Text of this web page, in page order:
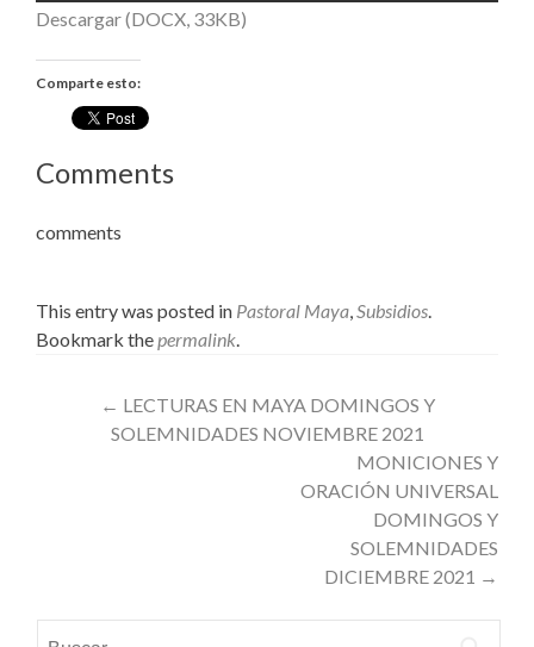
Descargar (DOCX, 33KB)
Comparte esto:
Comments
comments
This entry was posted in Pastoral Maya,Subsidios.
Bookmark thepermalink.
Post
navigation
← LECTURAS EN MAYA DOMINGOS Y
SOLEMNIDADES NOVIEMBRE 2021
MONICIONES Y
ORACIÓN UNIVERSAL
DOMINGOS Y
SOLEMNIDADES
DICIEMBRE 2021 →